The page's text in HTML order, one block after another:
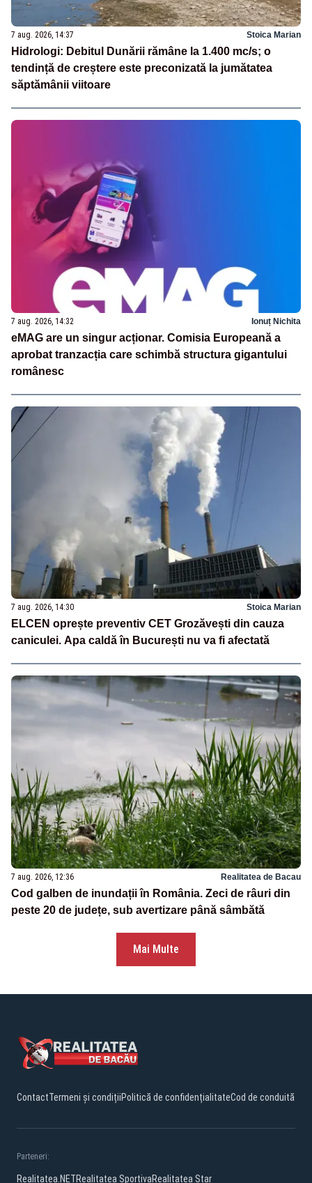
7 aug. 2026, 14:37 Stoica Marian
Hidrologi: Debitul Dunării rămâne la 1.400 mc/s; o
tendință de creștere este preconizată la jumătatea
săptămânii viitoare
7 aug. 2026, 14:32 Ionuț Nichita
eMAG are un singur acționar. Comisia Europeană a
aprobat tranzacția care schimbă structura gigantului
românesc
7 aug. 2026, 14:30 Stoica Marian
ELCEN oprește preventiv CET Grozăvești din cauza
caniculei. Apa caldă în București nu va fi afectată
7 aug. 2026, 12:36 Realitatea de Bacau
Cod galben de inundații în România. Zeci de râuri din
peste 20 de județe, sub avertizare până sâmbătă
Mai Multe
ContactTermeni și condițiiPolitică de confidențialitateCod de conduită
Parteneri:
Realitatea.NETRealitatea SportivaRealitatea Star